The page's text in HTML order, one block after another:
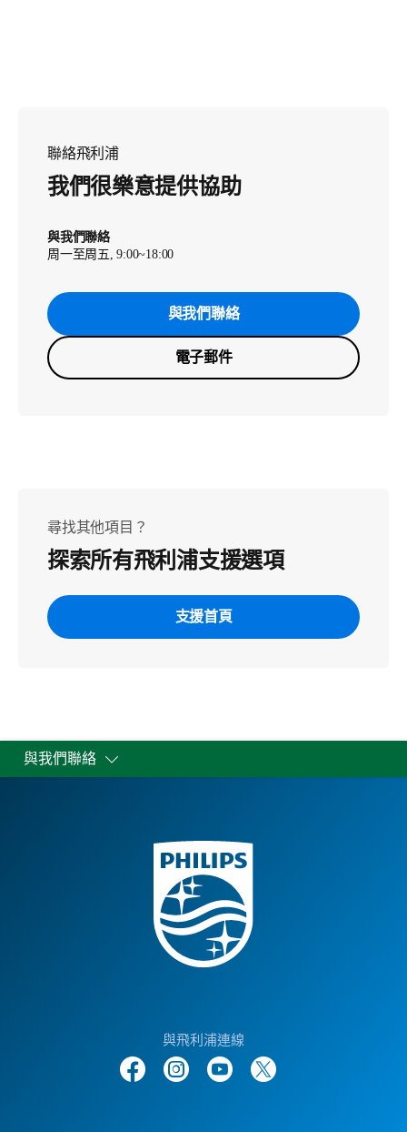
聯絡飛利浦
我們很樂意提供協助
與我們聯絡
周一至周五, 9:00~18:00
與我們聯絡
電子郵件
尋找其他項目？
探索所有飛利浦支援選項
支援首頁
與我們聯絡
與飛利浦連線